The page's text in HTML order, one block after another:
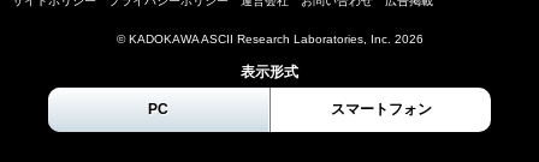
© KADOKAWA ASCII Research Laboratories, Inc. 2026
表示形式
PC スマートフォン